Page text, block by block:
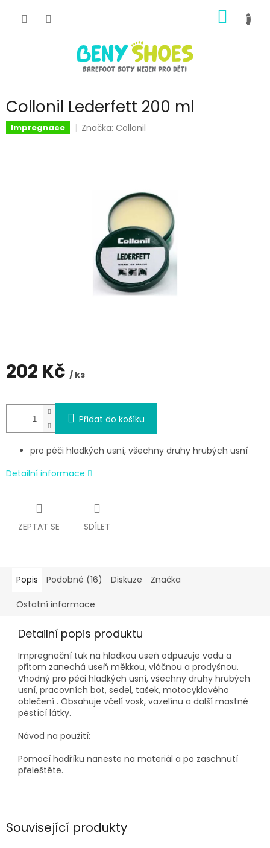
KOŠÍK
Collonil Lederfett 200 ml
Impregnace Značka:Collonil
202 Kč / ks
cena:
Přidat do košíku
pro péči hladkých usní, všechny druhy hrubých usní
Detailní informace
ZEPTAT SE SDÍLET
Související produkty
Popis Podobné (16) Diskuze Značka
Ostatní informace
Detailní popis produktu
Impregnační tuk na hladkou useň odpuzuje vodu a
přitom zanechá useň měkkou, vláčnou a prodyšnou.
Vhodný pro péči hladkých usní, všechny druhy hrubých
usní, pracovních bot, sedel, tašek, motocyklového
oblečení . Obsahuje včelí vosk, vazelínu a další mastné
pěstící látky.
Návod na použití:
Pomocí hadříku naneste na materiál a po zaschnutí
přeleštěte.